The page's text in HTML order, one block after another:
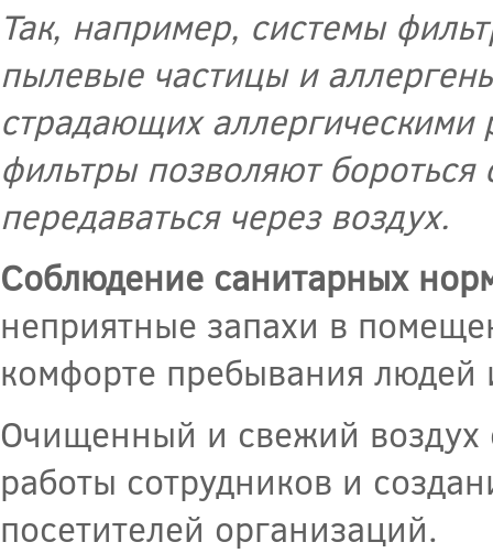
Так, например, системы
пылевые частицы и
страдающих аллергическими
фильтры позволяют
передаваться через воздух.
Соблюдение санитарных
неприятные запахи в
комфорте пребывания людей
Очищенный и свежий воздух
работы сотрудников и
посетителей организаций.